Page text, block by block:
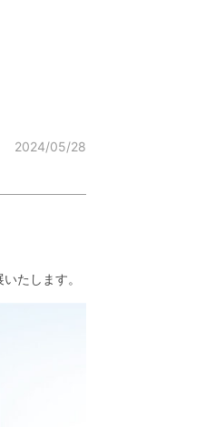
2024/05/28
たします。